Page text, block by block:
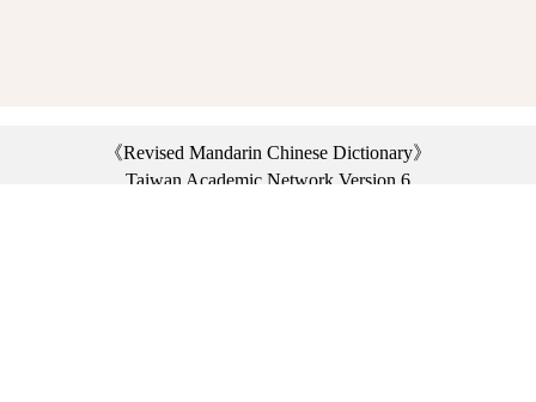
《Revised Mandarin Chinese Dictionary》
Taiwan Academic Network Version 6